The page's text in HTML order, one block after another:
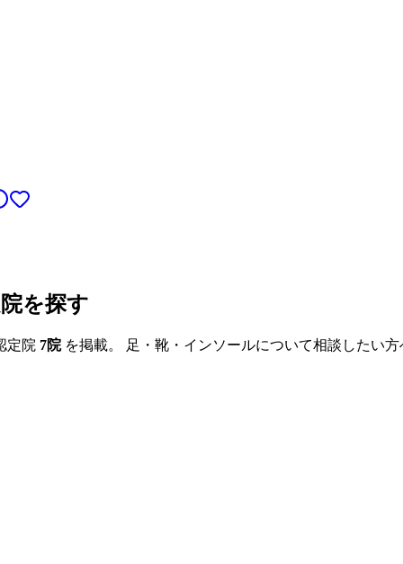
を探す
定院 7院を掲載。 足・靴・インソールについて相談したい